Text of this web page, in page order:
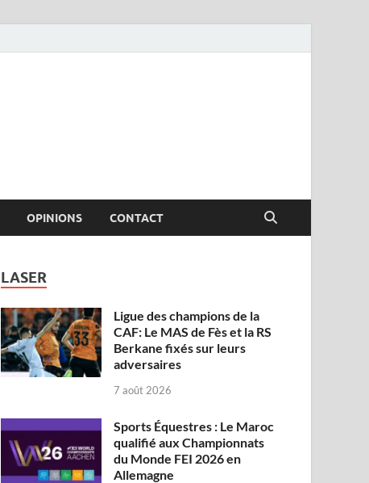
OPINIONS CONTACT
LASER
Ligue des champions de la
CAF: Le MAS de Fès et la RS
Berkane fixés sur leurs
adversaires
7 août 2026
Sports Équestres : Le Maroc
qualifié aux Championnats
du Monde FEI 2026 en
Allemagne